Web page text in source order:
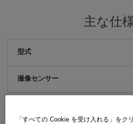
主な仕
型式
撮像センサー
「すべての Cookie を受け入れる」をク